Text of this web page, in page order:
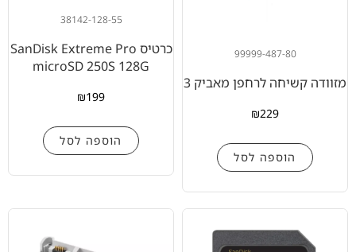
99999-487-80
מזוודה קשיחה לרחפן מאביק 3
₪229
הוספה לסל
38142-128-55
כרטיס SanDisk Extreme Pro
microSD 250S 128G
₪199
הוספה לסל